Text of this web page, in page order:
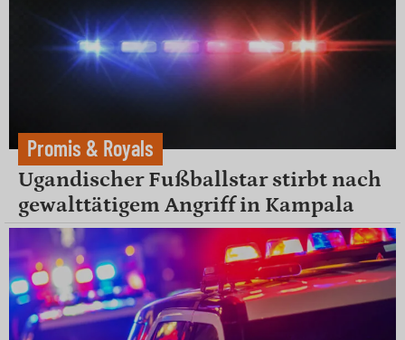
Promis & Royals
Ugandischer Fußballstar stirbt nach
gewalttätigem Angriff in Kampala